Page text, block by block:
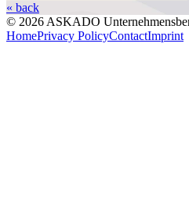
« back
© 2026 ASKADO
HomePrivacy PolicyContactImprint